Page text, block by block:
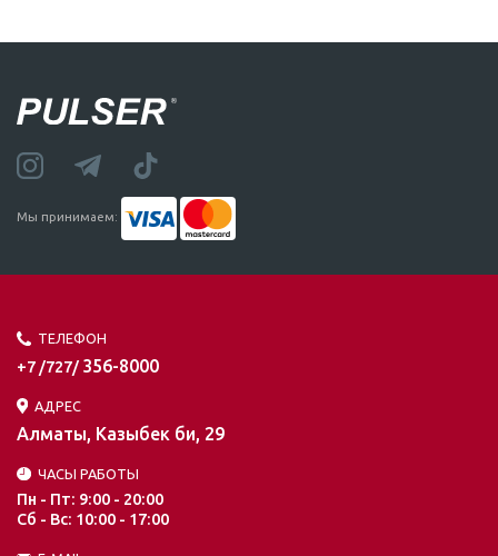
Мы принимаем:
ТЕЛЕФОН
+7 /727/ 356-8000
АДРЕС
Алматы, Казыбек би, 29
ЧАСЫ РАБОТЫ
Пн - Пт: 9:00 - 20:00
Сб - Вс: 10:00 - 17:00